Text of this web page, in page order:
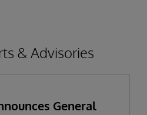
& Advisories
General